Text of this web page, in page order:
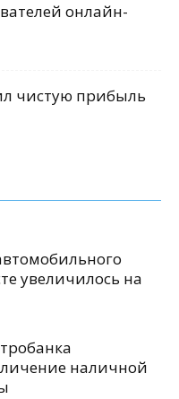
онлайн-
чистую прибыль
увеличилось на
наличной